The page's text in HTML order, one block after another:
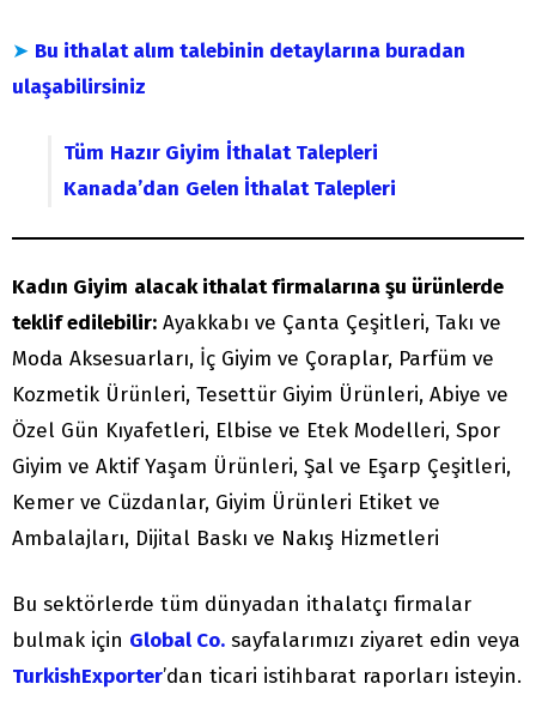
➤ Bu ithalat alım talebinin detaylarına buradan
ulaşabilirsiniz
Tüm Hazır Giyim İthalat Talepleri
Kanada’dan Gelen İthalat Talepleri
Kadın Giyim alacak ithalat firmalarına şu ürünlerde
teklif edilebilir: Ayakkabı ve Çanta Çeşitleri, Takı ve
Moda Aksesuarları, İç Giyim ve Çoraplar, Parfüm ve
Kozmetik Ürünleri, Tesettür Giyim Ürünleri, Abiye ve
Özel Gün Kıyafetleri, Elbise ve Etek Modelleri, Spor
Giyim ve Aktif Yaşam Ürünleri, Şal ve Eşarp Çeşitleri,
Kemer ve Cüzdanlar, Giyim Ürünleri Etiket ve
Ambalajları, Dijital Baskı ve Nakış Hizmetleri
Bu sektörlerde tüm dünyadan ithalatçı firmalar
bulmak için Global Co. sayfalarımızı ziyaret edin veya
TurkishExporter’dan ticari istihbarat raporları isteyin.